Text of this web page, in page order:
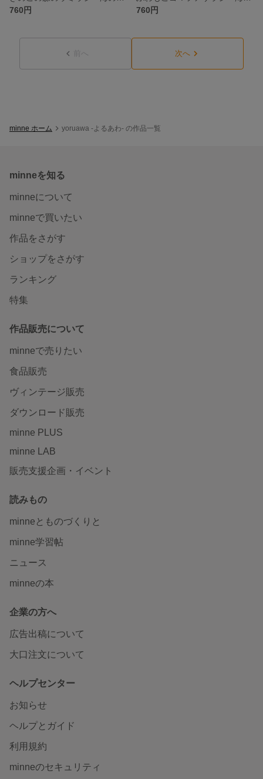
760円
760円
前へ 次へ
minne ホーム yoruawa -よるあわ- の作品一覧
minneを知る
minneについて
minneで買いたい
作品をさがす
ショップをさがす
ランキング
特集
作品販売について
minneで売りたい
食品販売
ヴィンテージ販売
ダウンロード販売
minne PLUS
minne LAB
販売支援企画・イベント
読みもの
minneとものづくりと
minne学習帖
ニュース
minneの本
企業の方へ
広告出稿について
大口注文について
ヘルプセンター
お知らせ
ヘルプとガイド
利用規約
minneのセキュリティ